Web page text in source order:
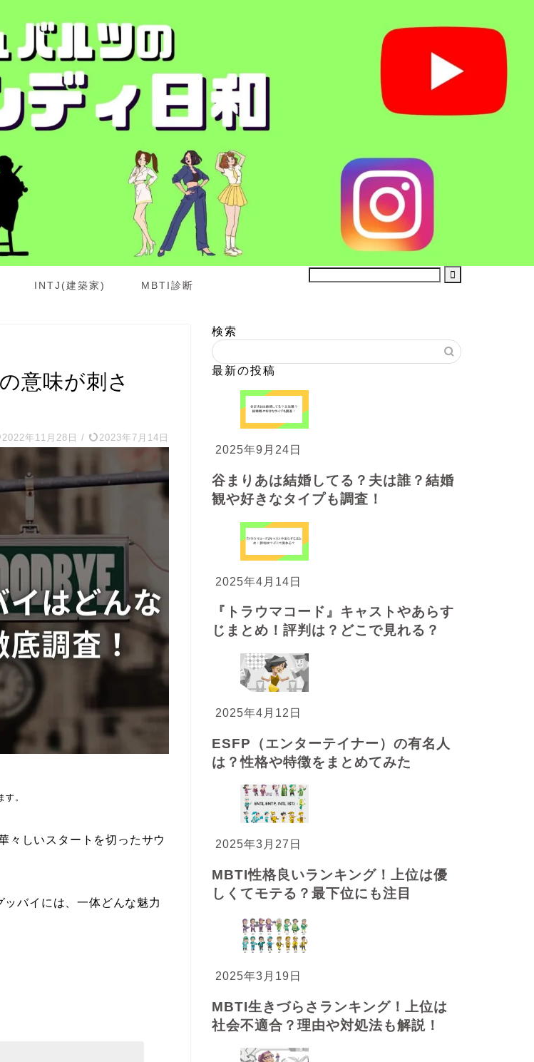
INTJ(建築家) MBTI診断
意味が刺さ
2022年11月28日 / 2023年7月14日
。
々しいスタートを切ったサウ
バイには、一体どんな魅力
検索
最新の投稿
2025年9月24日
谷まりあは結婚してる？夫は誰？結婚
観や好きなタイプも調査！
2025年4月14日
『トラウマコード』キャストやあらす
じまとめ！評判は？どこで見れる？
2025年4月12日
ESFP（エンターテイナー）の有名人
は？性格や特徴をまとめてみた
2025年3月27日
MBTI性格良いランキング！上位は優
しくてモテる？最下位にも注目
2025年3月19日
MBTI生きづらさランキング！上位は
社会不適合？理由や対処法も解説！